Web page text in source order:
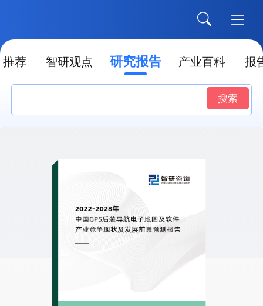
推荐 智研观点 研究报告 产业百科 报
搜索